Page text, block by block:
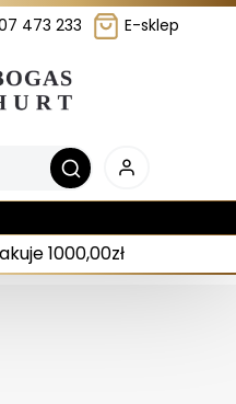
473 233 E-sklep
1000,00zł